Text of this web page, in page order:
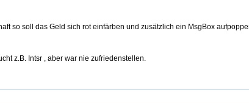
so soll das Geld sich rot einfärben und zusätzlich ein MsgBox
z.B. Intsr , aber war nie zufriedenstellen.